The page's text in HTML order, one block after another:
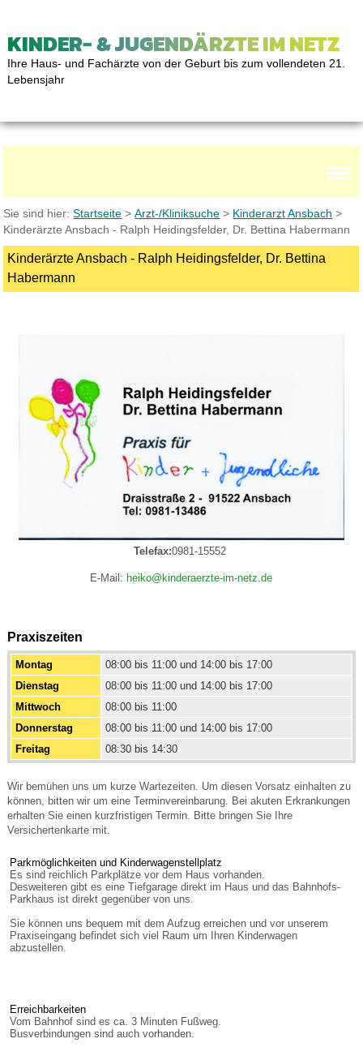
KINDER- & JUGENDÄRZTE IM NETZ
Ihre Haus- und Fachärzte von der Geburt bis zum vollendeten 21.
Lebensjahr
Sie sind hier:Startseite >Arzt-/Kliniksuche > Kinderarzt Ansbach >
Kinderärzte Ansbach - Ralph Heidingsfelder, Dr. Bettina Habermann
Kinderärzte Ansbach - Ralph Heidingsfelder, Dr. Bettina
Habermann
Telefax:0981-15552
E-Mail: heiko@kinderaerzte-im-netz.de
Praxiszeiten
Montag
08:00 bis 11:00 und 14:00 bis 17:00
Dienstag
08:00 bis 11:00 und 14:00 bis 17:00
Mittwoch
08:00 bis 11:00
Donnerstag
08:00 bis 11:00 und 14:00 bis 17:00
Freitag
08:30 bis 14:30
Wir bemühen uns um kurze Wartezeiten. Um diesen Vorsatz einhalten zu
können, bitten wir um eine Terminvereinbarung. Bei akuten Erkrankungen
erhalten Sie einen kurzfristigen Termin. Bitte bringen Sie Ihre
Versichertenkarte mit.
Parkmöglichkeiten und Kinderwagenstellplatz
Es sind reichlich Parkplätze vor dem Haus vorhanden.
Desweiteren gibt es eine Tiefgarage direkt im Haus und das Bahnhofs-
Parkhaus ist direkt gegenüber von uns.
Sie können uns bequem mit dem Aufzug erreichen und vor unserem
Praxiseingang befindet sich viel Raum um Ihren Kinderwagen
abzustellen.
Erreichbarkeiten
Vom Bahnhof sind es ca. 3 Minuten Fußweg.
Busverbindungen sind auch vorhanden.